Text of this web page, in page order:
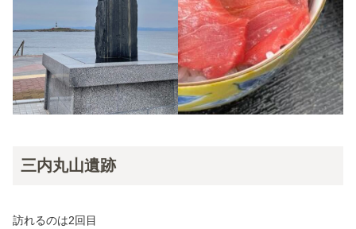
三内丸山遺跡
訪れるのは2回目